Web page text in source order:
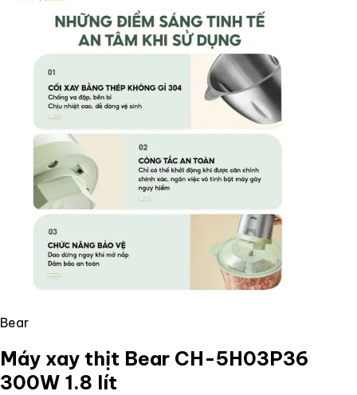
Bear
Máy xay thịt Bear CH-5H03P36
300W 1.8 lít